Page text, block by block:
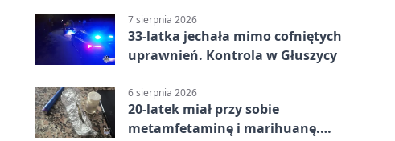
7 sierpnia 2026
33-latka jechała mimo cofniętych
uprawnień. Kontrola w Głuszycy
6 sierpnia 2026
20-latek miał przy sobie
metamfetaminę i marihuanę.